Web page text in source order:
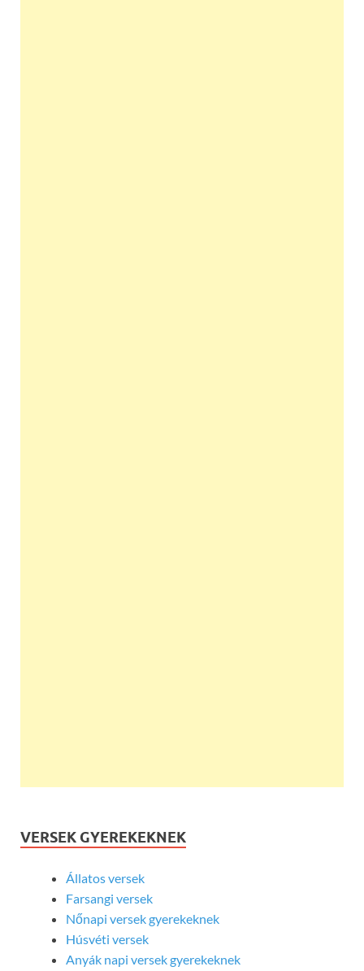
VERSEK GYEREKEKNEK
Állatos versek
Farsangi versek
Nőnapi versek gyerekeknek
Húsvéti versek
Anyák napi versek gyerekeknek